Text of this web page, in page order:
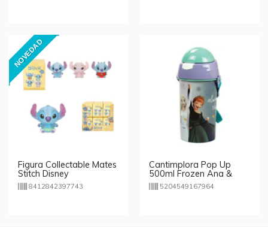
NOVEDAD
Figura Collectable Mates
Stitch Disney
8412842397743
Cantimplora Pop Up
500ml Frozen Ana &
Elsa Disney
5204549167964